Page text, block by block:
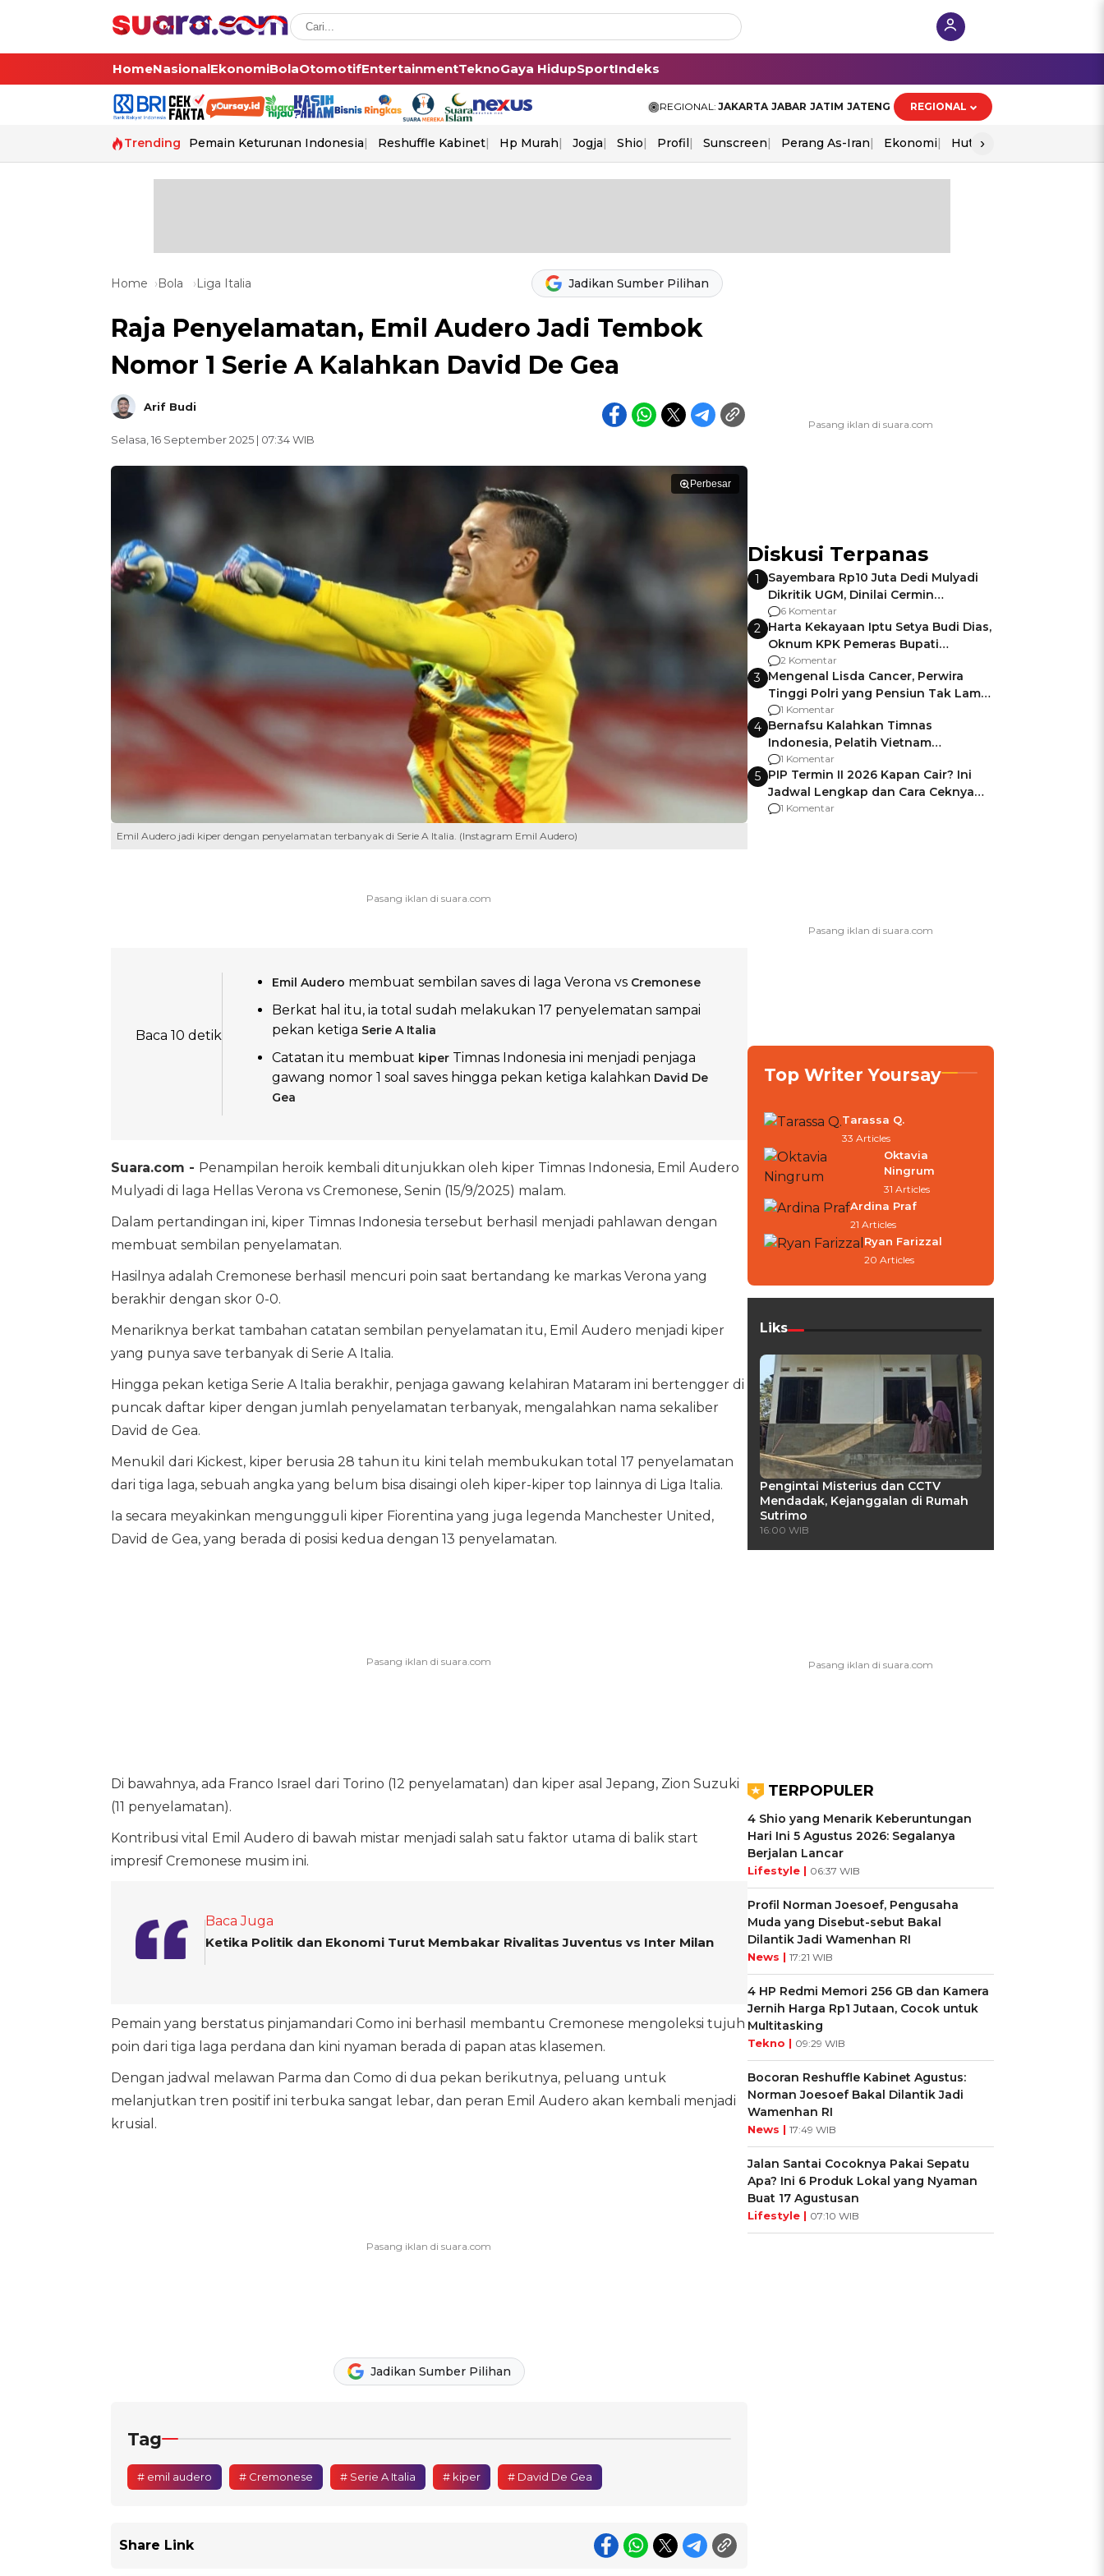
HomeNasionalEkonomiBolaOtomotifEntertainmentTeknoGaya HidupSportIndeks
REGIONAL: JAKARTA JABAR JATIM JATENG REGIONAL
Trending Pemain Keturunan Indonesia Reshuffle Kabinet Hp Murah Jogja Shio Profil Sunscreen Perang As-Iran Ekonomi Hut Ri
›
Home Bola Liga Italia Jadikan Sumber Pilihan
Raja Penyelamatan, Emil Audero Jadi Tembok
Nomor 1 Serie A Kalahkan David De Gea
Arif Budi
Selasa, 16 September 2025 | 07:34 WIB
Perbesar
Emil Audero jadi kiper dengan penyelamatan terbanyak di Serie A Italia. (Instagram Emil Audero)
Baca 10 detik
Emil Audero membuat sembilan saves di laga Verona vs Cremonese
Berkat hal itu, ia total sudah melakukan 17 penyelematan sampai
pekan ketiga Serie A Italia
Catatan itu membuat kiperTimnas Indonesia ini menjadi penjaga
gawang nomor 1 soal saves hingga pekan ketiga kalahkan David De
Gea
Suara.com - Penampilan heroik kembali ditunjukkan oleh kiper Timnas Indonesia, Emil Audero
Mulyadi di laga Hellas Verona vs Cremonese, Senin (15/9/2025) malam.
Dalam pertandingan ini, kiper Timnas Indonesia tersebut berhasil menjadi pahlawan dengan
membuat sembilan penyelamatan.
Hasilnya adalah Cremonese berhasil mencuri poin saat bertandang ke markas Verona yang
berakhir dengan skor 0-0.
Menariknya berkat tambahan catatan sembilan penyelamatan itu, Emil Audero menjadi kiper
yang punya save terbanyak di Serie A Italia.
Hingga pekan ketiga Serie A Italia berakhir, penjaga gawang kelahiran Mataram ini bertengger di
puncak daftar kiper dengan jumlah penyelamatan terbanyak, mengalahkan nama sekaliber
David de Gea.
Menukil dari Kickest, kiper berusia 28 tahun itu kini telah membukukan total 17 penyelamatan
dari tiga laga, sebuah angka yang belum bisa disaingi oleh kiper-kiper top lainnya di Liga Italia.
Ia secara meyakinkan mengungguli kiper Fiorentina yang juga legenda Manchester United,
David de Gea, yang berada di posisi kedua dengan 13 penyelamatan.
Di bawahnya, ada Franco Israel dari Torino (12 penyelamatan) dan kiper asal Jepang, Zion Suzuki
(11 penyelamatan).
Kontribusi vital Emil Audero di bawah mistar menjadi salah satu faktor utama di balik start
impresif Cremonese musim ini.
Baca Juga
Ketika Politik dan Ekonomi Turut Membakar Rivalitas Juventus vs Inter Milan
Pemain yang berstatus pinjamandari Como ini berhasil membantu Cremonese mengoleksi tujuh
poin dari tiga laga perdana dan kini nyaman berada di papan atas klasemen.
Dengan jadwal melawan Parma dan Como di dua pekan berikutnya, peluang untuk
melanjutkan tren positif ini terbuka sangat lebar, dan peran Emil Audero akan kembali menjadi
krusial.
Jadikan Sumber Pilihan
Tag
# emil audero # Cremonese # Serie A Italia # kiper # David De Gea
Share Link
Diskusi Terpanas
1
Sayembara Rp10 Juta Dedi Mulyadi
Dikritik UGM, Dinilai Cermin
Gagalnya Negara Jamin Keamanan
6 Komentar
2 Harta Kekayaan Iptu Setya Budi Dias,
Oknum KPK Pemeras Bupati
Pemalang
2 Komentar
3 Mengenal Lisda Cancer, Perwira
Tinggi Polri yang Pensiun Tak Lama
Usai Jadi Brigjen
1 Komentar
4 Bernafsu Kalahkan Timnas
Indonesia, Pelatih Vietnam
Berencana Pakai Jimat di Pakansari
1 Komentar
5 PIP Termin II 2026 Kapan Cair? Ini
Jadwal Lengkap dan Cara Ceknya
agar Dana Tidak Hangus!
1 Komentar
Top Writer Yoursay
Tarassa Q.
33 Articles
Oktavia
Ningrum
31 Articles
Ardina Praf
21 Articles
Ryan Farizzal
20 Articles
Liks
Pengintai Misterius dan CCTV
Mendadak, Kejanggalan di Rumah
Sutrimo
16:00 WIB
TERPOPULER
4 Shio yang Menarik Keberuntungan
Hari Ini 5 Agustus 2026: Segalanya
Berjalan Lancar
Lifestyle | 06:37 WIB
Profil Norman Joesoef, Pengusaha
Muda yang Disebut-sebut Bakal
Dilantik Jadi Wamenhan RI
News | 17:21 WIB
4 HP Redmi Memori 256 GB dan Kamera
Jernih Harga Rp1 Jutaan, Cocok untuk
Multitasking
Tekno | 09:29 WIB
Bocoran Reshuffle Kabinet Agustus:
Norman Joesoef Bakal Dilantik Jadi
Wamenhan RI
News | 17:49 WIB
Jalan Santai Cocoknya Pakai Sepatu
Apa? Ini 6 Produk Lokal yang Nyaman
Buat 17 Agustusan
Lifestyle | 07:10 WIB